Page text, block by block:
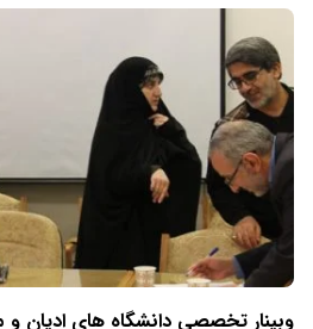
وبینار تخصصی دانشگاه های ادیان و